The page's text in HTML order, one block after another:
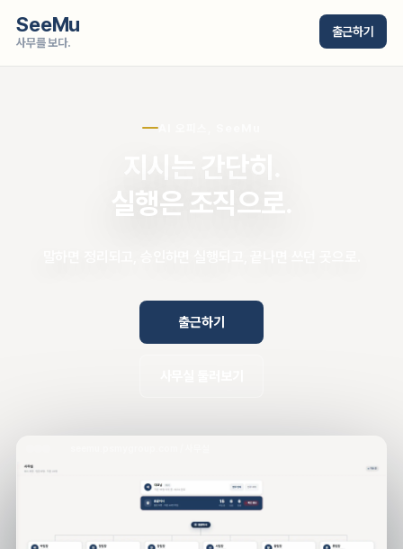
SeeMu
사무를 보다.
출근하기
실행은 조직으로.
출근하기